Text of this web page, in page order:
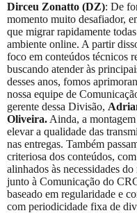
Dirceu Zonatto (DZ): De
momento muito desafiador,
que migrar rapidamente
ambiente online. A partir
foco em conteúdos técnicos
buscando atender às
desses anos, fomos
nossa equipe de
gerente dessa Divisão,
Oliveira.Ainda, a
elevar a qualidade das
nas entregas. Também
criteriosa dos conteúdos,
alinhados às necessidades
junto à Comunicação do
baseado em regularidade e
com periodicidade fixa de